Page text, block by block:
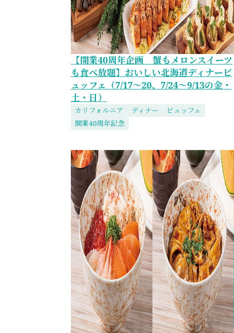
【開業40周年企画 蟹もメロンスイーツ
も食べ放題】おいしい北海道ディナービ
ュッフェ（7/17～20、7/24～9/13の金・
土・日）
カリフォルニア ディナー
ビュッフェ
開業40周年記念